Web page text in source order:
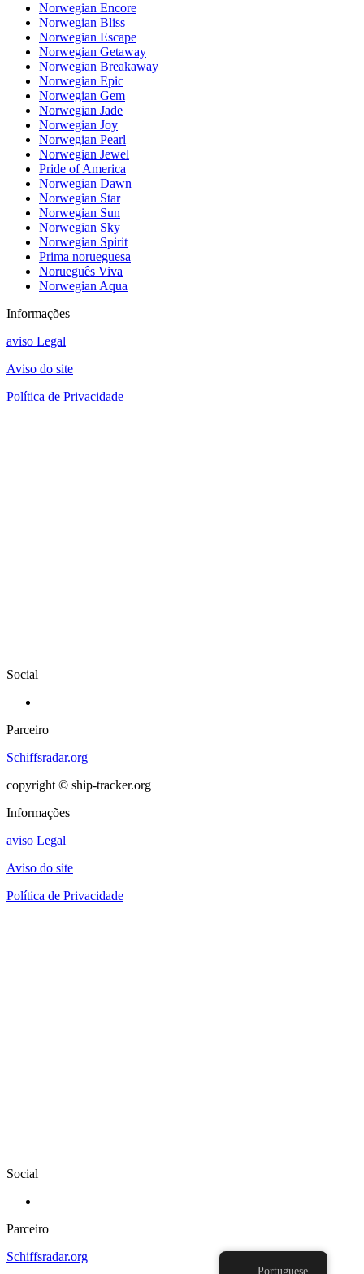
Norwegian Encore
Norwegian Bliss
Norwegian Escape
Norwegian Getaway
Norwegian Breakaway
Norwegian Epic
Norwegian Gem
Norwegian Jade
Norwegian Joy
Norwegian Pearl
Norwegian Jewel
Pride of America
Norwegian Dawn
Norwegian Star
Norwegian Sun
Norwegian Sky
Norwegian Spirit
Prima norueguesa
Norueguês Viva
Norwegian Aqua
Informações
aviso Legal
Aviso do site
Política de Privacidade
Social
Parceiro
Schiffsradar.org
copyright © ship-tracker.org
Informações
aviso Legal
Aviso do site
Política de Privacidade
Social
Parceiro
Schiffsradar.org
Portuguese